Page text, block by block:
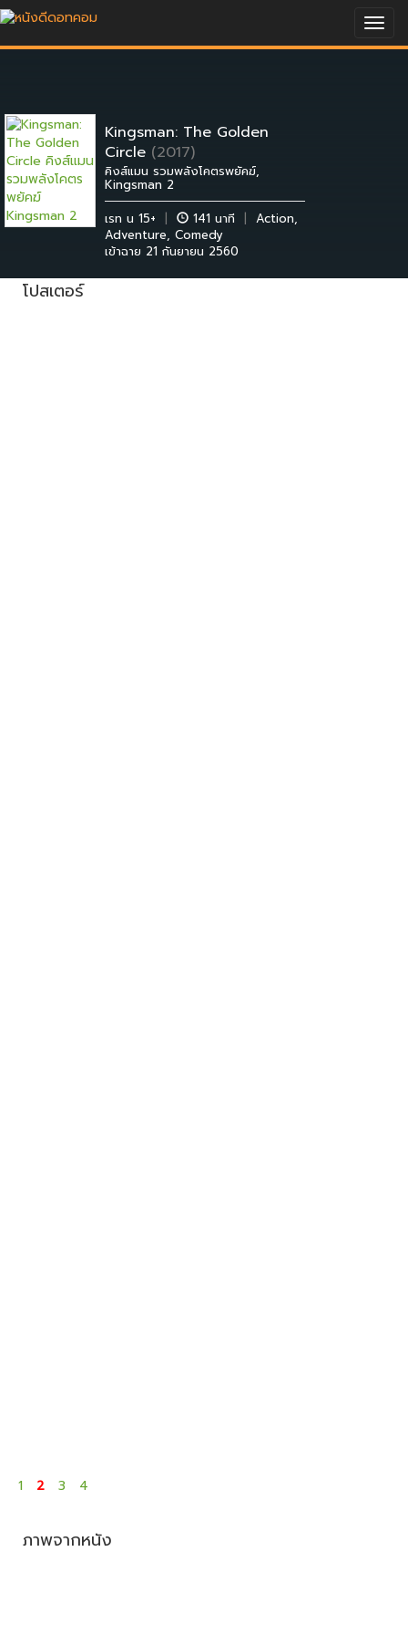
Kingsman: The Golden
Circle (2017)
คิงส์แมน รวมพลังโคตรพยัคฆ์,
Kingsman 2
เรท น 15+
| 141 นาที | Action,
Adventure, Comedy
เข้าฉาย 21 กันยายน 2560
โปสเตอร์
1 2 3 4
ภาพจากหนัง